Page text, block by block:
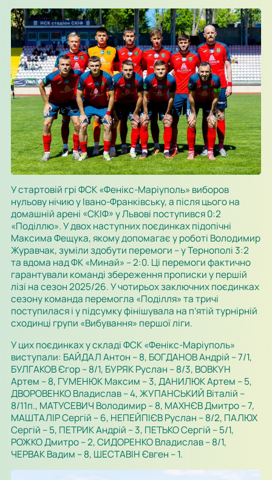
У стартовій грі ФСК «Фенікс-Маріуполь» виборов
нульову нічию у Івано-Франківську, а після цього на
домашній арені «СКІФ» у Львові поступився 0:2
«Поділлю». У двох наступних поєдинках підопічні
Максима Фещука, якому допомагає у роботі Володимир
Журавчак, зуміли здобути перемоги – у Тернополі 3:2
та вдома над ФК «Минай» – 2:0. Ці перемоги фактично
гарантували команді збереження прописки у першій
лізі на сезон 2025/26. У чотирьох заключних поєдинках
сезону команда перемогла «Поділля» та тричі
поступилася і у підсумку фінішувала на п’ятій турнірній
сходинці групи «Вибування» першої ліги.
У цих поєдинках у складі ФСК «Фенікс-Маріуполь»
виступали: БАЙДАЛ Антон – 8, БОГДАНОВ Андрій – 7/1,
БУЛГАКОВ Єгор – 8/1, БУРЯК Руслан – 8/3, ВОВКУН
Артем – 8, ГУМЕНЮК Максим – 3, ДАНИЛЮК Артем – 5,
ДВОРОВЕНКО Владислав – 4, ЖУПАНСЬКИЙ Віталій –
8/11п., МАТУСЕВИЧ Володимир – 8, МАХНЄВ Дмитро – 7,
МАШТАЛІР Сергій – 6, НЕПЕЙПІЄВ Руслан – 8/2, ПАЛЮХ
Сергій – 5, ПЕТРИК Андрій – 3, ПЕТЬКО Сергій – 5/1,
РОЖКО Дмитро – 2, СИДОРЕНКО Владислав – 8/1,
ЧЕРВАК Вадим – 8, ШЕСТАВІН Євген – 1.